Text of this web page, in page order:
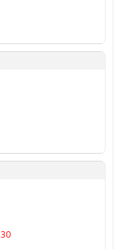
30